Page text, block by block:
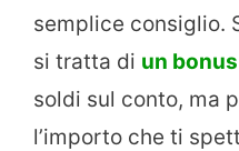
semplice consiglio.
si tratta di un
soldi sul conto, ma
l’importo che ti